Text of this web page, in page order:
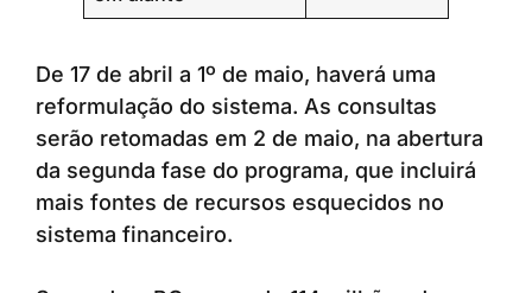
De 17 de abril a 1º de maio, haverá uma
reformulação do sistema. As consultas
serão retomadas em 2 de maio, na abertura
da segunda fase do programa, que incluirá
mais fontes de recursos esquecidos no
sistema financeiro.